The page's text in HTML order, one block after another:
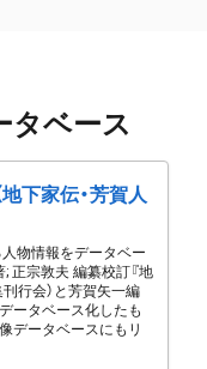
タベース
下家伝・芳賀人
物情報をデータベー
; 正宗敦夫 編纂校訂『地
刊行会）と芳賀矢一編
ータベース化したも
データベースにもリ